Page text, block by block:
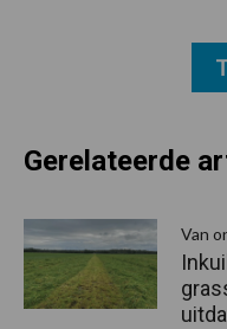
Gerelateerde
Van